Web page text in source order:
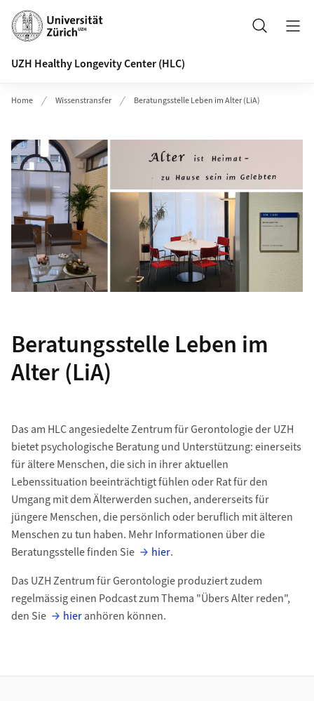
Header
Suche
UZH Healthy Longevity Center (HLC)
Home Wissenstransfer Beratungsstelle Leben im Alter (LiA)
Beratungsstelle Leben im
Alter (LiA)
Das am HLC angesiedelte Zentrum für Gerontologie der UZH
bietet psychologische Beratung und Unterstützung: einerseits
für ältere Menschen, die sich in ihrer aktuellen
Lebenssituation beeinträchtigt fühlen oder Rat für den
Umgang mit dem Älterwerden suchen, andererseits für
jüngere Menschen, die persönlich oder beruflich mit älteren
Menschen zu tun haben. Mehr Informationen über die
Beratungsstelle finden Sie
hier.
Das UZH Zentrum für Gerontologie produziert zudem
regelmässig einen Podcast zum Thema "Übers Alter reden",
den Sie
hieranhören können.